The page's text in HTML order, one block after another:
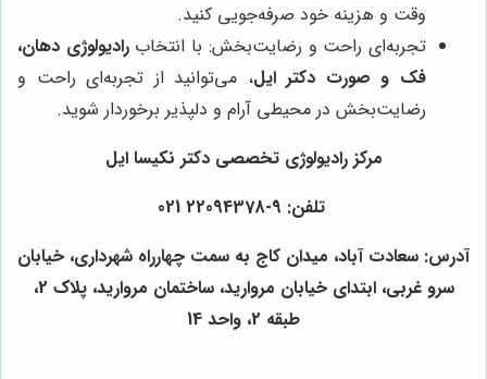
وقت و هزینه خود صرفه‌جویی کنید.
تجربه‌ای راحت و رضایت‌بخش: با انتخابرادیولوژی دهان،
فک و صورت دکتر ایل، می‌توانید از تجربه‌ای راحت و
رضایت‌بخش در محیطی آرام و دلپذیر برخوردار شوید.
مرکز رادیولوژی تخصصی دکتر نکیسا ایل
تلفن: 9-22094378 021
آدرس: سعادت آباد، میدان کاج به سمت چهارراه شهرداری، خیابان
سرو غربی، ابتدای خیابان مروارید، ساختمان مروارید، پلاک 2،
طبقه 2، واحد 14